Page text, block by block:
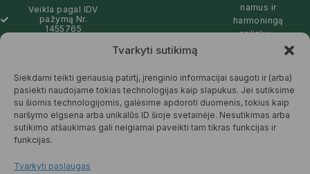
Tvarkyti sutikimą
Siekdami teikti geriausią patirtį, įrenginio informacijai saugoti ir (arba)
pasiekti naudojame tokias technologijas kaip slapukus. Jei sutiksime
su šiomis technologijomis, galėsime apdoroti duomenis, tokius kaip
naršymo elgsena arba unikalūs ID šioje svetainėje. Nesutikimas arba
sutikimo atšaukimas gali neigiamai paveikti tam tikras funkcijas ir
funkcijas.
Tvarkyti paslaugas
Veikla pagal IDV
pažymą Nr.
1455765
09:00 - 19:00
namus ir
harmoningą
aplinką –
draugiškos tiek
Jums, tiek
gamtai.
DAUGIAU